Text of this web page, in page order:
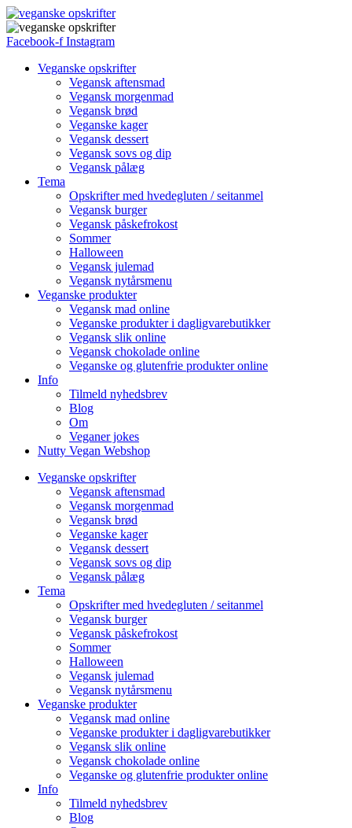
Facebook-f Instagram
Veganske opskrifter
Vegansk aftensmad
Vegansk morgenmad
Vegansk brød
Veganske kager
Vegansk dessert
Vegansk sovs og dip
Vegansk pålæg
Tema
Opskrifter med hvedegluten / seitanmel
Vegansk burger
Vegansk påskefrokost
Sommer
Halloween
Vegansk julemad
Vegansk nytårsmenu
Veganske produkter
Vegansk mad online
Veganske produkter i dagligvarebutikker
Vegansk slik online
Vegansk chokolade online
Veganske og glutenfrie produkter online
Info
Tilmeld nyhedsbrev
Blog
Om
Veganer jokes
Nutty Vegan Webshop
Veganske opskrifter
Vegansk aftensmad
Vegansk morgenmad
Vegansk brød
Veganske kager
Vegansk dessert
Vegansk sovs og dip
Vegansk pålæg
Tema
Opskrifter med hvedegluten / seitanmel
Vegansk burger
Vegansk påskefrokost
Sommer
Halloween
Vegansk julemad
Vegansk nytårsmenu
Veganske produkter
Vegansk mad online
Veganske produkter i dagligvarebutikker
Vegansk slik online
Vegansk chokolade online
Veganske og glutenfrie produkter online
Info
Tilmeld nyhedsbrev
Blog